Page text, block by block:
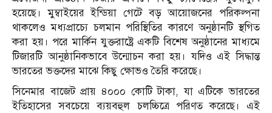
হয়েছে। মুম্বাইয়ের ইন্ডিয়া গেটে বড় আয়োজনের পরিকল্পনা
থাকলেও মধ্যপ্রাচ্যে চলমান পরিস্থিতির কারণে অনুষ্ঠানটি স্থগিত
করা হয়। পরে মার্কিন যুক্তরাষ্ট্রে একটি বিশেষ অনুষ্ঠানের মাধ্যমে
টিজারটি আনুষ্ঠানিকভাবে উন্মোচন করা হয়। যদিও এই সিদ্ধান্ত
ভারতের ভক্তদের মাঝে কিছু ক্ষোভও তৈরি করেছে।
সিনেমার বাজেট প্রায় ৪০০০ কোটি টাকা, যা এটিকে ভারতের
ইতিহাসের সবচেয়ে ব্যয়বহুল চলচ্চিত্রে পরিণত করেছে। এই